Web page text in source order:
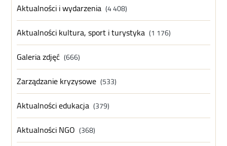
Aktualności i wydarzenia (4 408)
Aktualności kultura, sport i turystyka (1 176)
Galeria zdjęć (666)
Zarządzanie kryzysowe (533)
Aktualności edukacja (379)
Aktualności NGO (368)